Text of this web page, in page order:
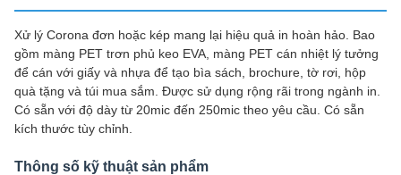
Xử lý Corona đơn hoặc kép mang lại hiệu quả in hoàn hảo. Bao
gồm màng PET trơn phủ keo EVA, màng PET cán nhiệt lý tưởng
để cán với giấy và nhựa để tạo bìa sách, brochure, tờ rơi, hộp
quà tặng và túi mua sắm. Được sử dụng rộng rãi trong ngành in.
Có sẵn với độ dày từ 20mic đến 250mic theo yêu cầu. Có sẵn
kích thước tùy chỉnh.
Thông số kỹ thuật sản phẩm